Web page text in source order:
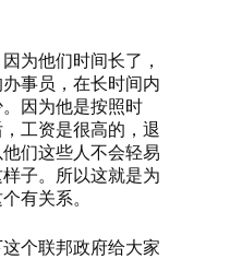
为他们时间长了，
事员，在长时间内
因为他是按照时
工资是很高的，退
们这些人不会轻易
子。所以这就是为
有关系。
个联邦政府给大家